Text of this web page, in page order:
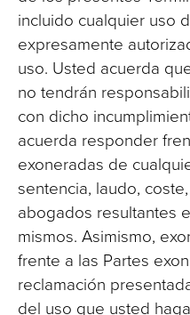
incluido cualquier uso
expresamente
uso. Usted acuerda
no tendrán
con dicho
acuerda responder
exoneradas de
sentencia, laudo,
abogados resultantes
mismos. Asimismo,
frente a las Partes
reclamación
del uso que usted